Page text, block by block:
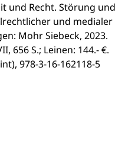
und Recht. Störung und
und medialer
Mohr Siebeck, 2023.
656 S.; Leinen: 144.- €.
978-3-16-162118-5